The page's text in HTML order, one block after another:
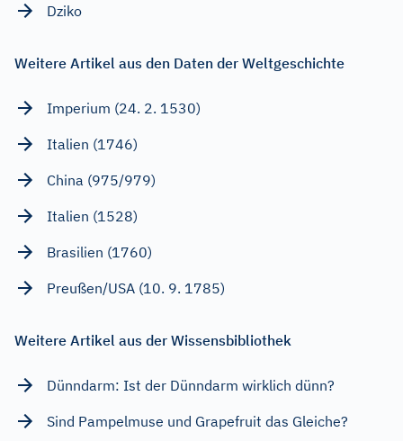
Dziko
Weitere Artikel aus den Daten der Weltgeschichte
Imperium (24. 2. 1530)
Italien (1746)
China (975/979)
Italien (1528)
Brasilien (1760)
Preußen/USA (10. 9. 1785)
Weitere Artikel aus der Wissensbibliothek
Dünndarm: Ist der Dünndarm wirklich dünn?
Sind Pampelmuse und Grapefruit das Gleiche?